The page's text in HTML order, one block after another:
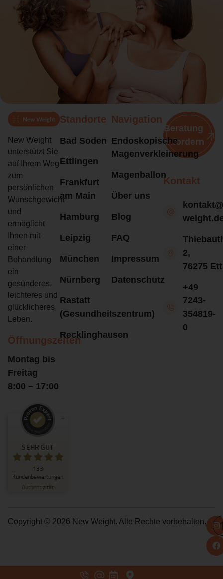
New Weight
unterstützt Sie
auf Ihrem Weg
zum
persönlichen
Wunschgewicht
und
ermöglicht
Ihnen mit
einer
Behandlung
ein
gesünderes,
leichteres und
glücklicheres
Leben.
Öffnungszeiten
Montag bis
Freitag
8:00 – 17:00
SEHR GUT
133
Kundenbewertungen
Authentizität
Kundenbewertungen und Erfahrungen zu
SEHR GUT
4,84
/
5,00
23.07.2026
Standorte
Bad Soden
Ettlingen
Frankfurt
am Main
Hamburg
Leipzig
München
Nürnberg
Rastatt
(Gesundheitszentrum)
Recklinghausen
Navigation
Endoskopische
Magenverkleinerung
Magenballon
Über uns
Blog
FAQ
Impressum
Datenschutz
Beratung
anfordern
Kontakt
2,
76275
+49
7243-
354819-
0
Copyright © 2026 New Weight. Alle Rechte vorbehalten.